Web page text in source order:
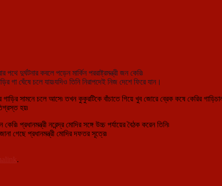
দুর্ঘটনার কবলে পড়েন মার্কিন পররাষ্ট্রমন্ত্রী জন কেরি৷
গা ঘেঁষে চলে যায়৷যদিও তিনি নিরাপদেই নিজ দেশে ফিরে যান।
সামনে চলে আসে৷ তখন কুকুরটিকে বাঁচাতে গিয়ে খুব জোরে ব্রেক কষে কেরির
হয়৷
প্রধানমন্ত্রী নরেন্দ্র মোদির সঙ্গে উচ্চ পর্যায়ের বৈঠক করেন তিনি৷
গেছে প্রধানমন্ত্রী মোদির দফতর সূত্রে৷
.